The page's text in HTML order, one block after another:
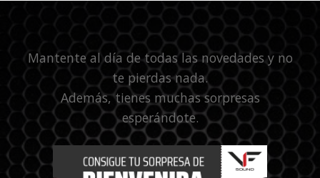
Mantente al día de todas las novedades y no
te pierdas nada.
Además, tienes muchas sorpresas
esperándote.